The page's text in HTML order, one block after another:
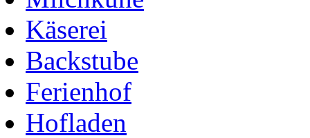
Käserei
Backstube
Ferienhof
Hofladen